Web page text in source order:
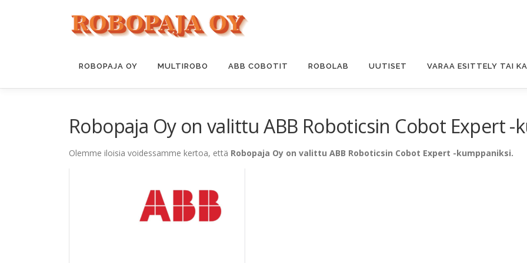
ROBOPAJA OY MULTIROBO ABB COBOTIT ROBOLAB UUTISET VARAA ESITTELY TAI
Robopaja Oy on valittu ABB Roboticsin Cobot Expert -
Olemme iloisia voidessamme kertoa, että Robopaja Oy on valittu ABB Roboticsin Cobot Expert -kumppaniksi.